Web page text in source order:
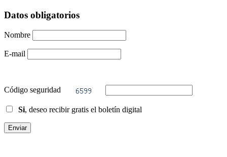
Datos obligatorios
Nombre
E-mail
Código seguridad
Si, deseo recibir gratis el boletín digital